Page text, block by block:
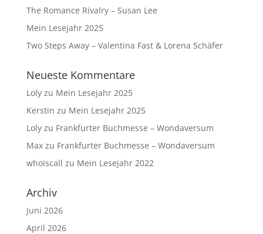
The Romance Rivalry – Susan Lee
Mein Lesejahr 2025
Two Steps Away – Valentina Fast & Lorena Schäfer
Neueste Kommentare
Lolyzu Mein Lesejahr 2025
Kerstin zu Mein Lesejahr 2025
Lolyzu Frankfurter Buchmesse – Wondaversum
Maxzu Frankfurter Buchmesse – Wondaversum
whoiscall zu Mein Lesejahr 2022
Archiv
Juni 2026
April 2026